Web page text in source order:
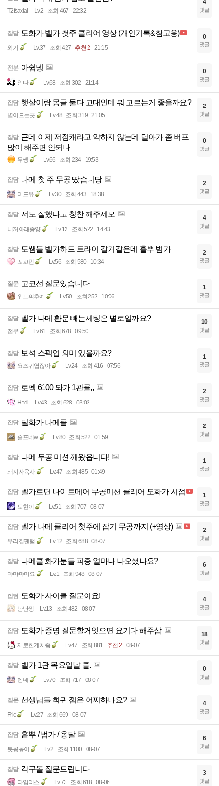
T2fsaxial Lv.2 조회 467 22:32
4
댓글
잡담 도화가 벨가 첫주 클리어 영상 (개인기록&참고용)
와기 Lv.37 조회 427 추천 2 21:15
0
댓글
전분 아쉽넹
암다 Lv.68 조회 302 21:14
0
댓글
잡담 햇살이랑 몽글 둘다 고대인데 뭐 고르는게 좋을까요?
볕이드는곳 Lv.48 조회 319 21:05
2
댓글
잡담 근데 이제 저점캐라고 약하지 않는데 딜아가 좀 버프
많이 해주면 안되나
무쌩 Lv.66 조회 234 19:53
0
댓글
잡담 나메 첫 주 무공 땄습니당
미드유 Lv.30 조회 443 18:38
2
댓글
잡담 저도 잘했다고 칭찬 해주세오
니꺼아래종양 Lv.12 조회 522 14:43
4
댓글
잡담 도쌤들 벨가하드 트라이 갈거같은데 흩뿌 범가
꼬꼬핀 Lv.56 조회 580 10:34
2
댓글
질문 고코선 질문있습니다
위드의후예 Lv.50 조회 252 10:06
1
댓글
잡담 벨가 나메 환문 빼는세팅은 별로일까요?
접무 Lv.61 조회 678 09:50
10
댓글
잡담 보석 스펙업 의미 있을까요?
요즈귀엽잖아 Lv.24 조회 416 07:56
1
댓글
잡담 로펙 6100 돠가 1관클,,
Hodi Lv.43 조회 628 03:02
2
댓글
잡담 딜화가 나메클
슬프네w Lv.80 조회 522 01:59
2
댓글
잡담 나메 무공 미션 깨왔읍니다!
돼지사육사 Lv.47 조회 485 01:49
1
댓글
잡담 벨가르딘 나이트메어 무공미션 클리어 도화가 시점
토현이 Lv.51 조회 707 08-07
1
댓글
잡담 벨가 나메 클리어 첫주에 잡기 무공까지 (+영상)
우리집팬텀 Lv.12 조회 688 08-07
2
댓글
잡담 나메클 화가분들 피증 얼마나 나오셨나요?
먀먀먀미요 Lv.1 조회 948 08-07
6
댓글
잡담 도화가 사이클 질문이요!
난난찡 Lv.13 조회 482 08-07
4
댓글
잡담 도화가 증명 질문할거잇으면 요기다 해주삼
제로한계치좀 Lv.47 조회 881 추천 2 08-07
18
댓글
잡담 벨가 1관 목요일날 클.
덴네 Lv.70 조회 717 08-07
0
댓글
질문 선생님들 희귀 젬은 어찌하나요?
Fric Lv.27 조회 669 08-07
4
댓글
잡담 흩뿌 / 범가 / 옹달
붓콩콩이 Lv.2 조회 1100 08-07
6
댓글
잡담 각구돌 질문드립니다
타임리스 Lv.73 조회 618 08-06
3
댓글